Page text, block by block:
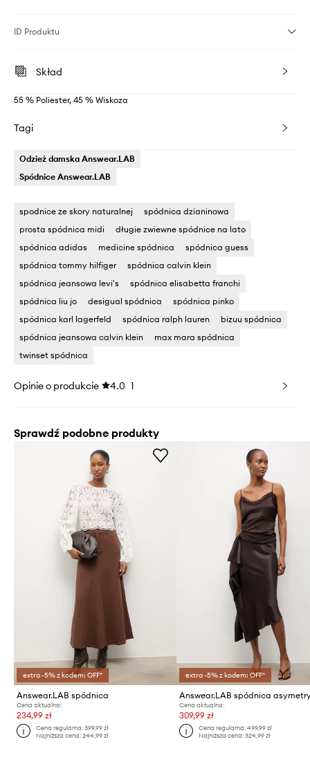
ID Produktu
Skład
55 % Poliester, 45 % Wiskoza
Tagi
Odzież damska Answear.LAB
Spódnice Answear.LAB
spodnice ze skory naturalnej
spódnica dzianinowa
prosta spódnica midi
długie zwiewne spódnice na lato
spódnica adidas
medicine spódnica
spódnica guess
spódnica tommy hilfiger
spódnica calvin klein
spódnica jeansowa levi's
spódnica elisabetta franchi
spódnica liu jo
desigual spódnica
spódnica pinko
spódnica karl lagerfeld
spódnica ralph lauren
bizuu spódnica
spódnica jeansowa calvin klein
max mara spódnica
twinset spódnica
Opinie o produkcie 4.0 1
Sprawdź podobne produkty
extra -5% z kodem: OFF*
Answear.LAB spódnica
Cena aktualna:
234,99 zł
Cena regularna:399,99 zł
Najniższa cena:244,99 zł
extra -5% z kodem: OFF*
Cena aktualna:
309,99 zł
Cena regularna: 499,99 zł
Najniższa cena: 324,99 zł